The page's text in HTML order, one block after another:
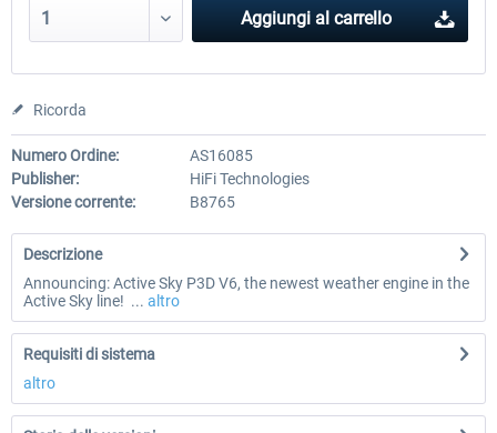
Aggiungi al carrello
Ricorda
Numero Ordine:
AS16085
Publisher:
HiFi Technologies
Versione corrente:
B8765
Descrizione
Announcing: Active Sky P3D V6, the newest weather engine in the
Active Sky line! ... altro
Requisiti di sistema
altro